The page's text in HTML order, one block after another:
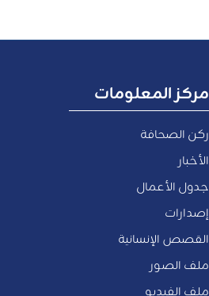
مركز المعلومات
ركن الصحافة
الأخبار
جدول الأعمال
إصدارات
القصص الإنسانية
ملف الصور
ملف الفيديو